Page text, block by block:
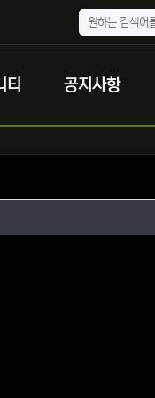
티 공지사항